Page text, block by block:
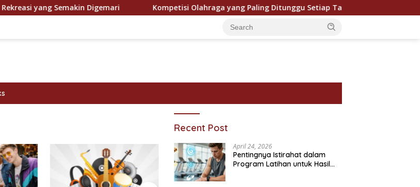
yang Semakin Digemari Kompetisi Olahraga yang Paling Ditunggu Setiap Tahun oleh Penggemar Dunia
Recent Post
April 24, 2026
Pentingnya Istirahat dalam
Program Latihan untuk Hasil